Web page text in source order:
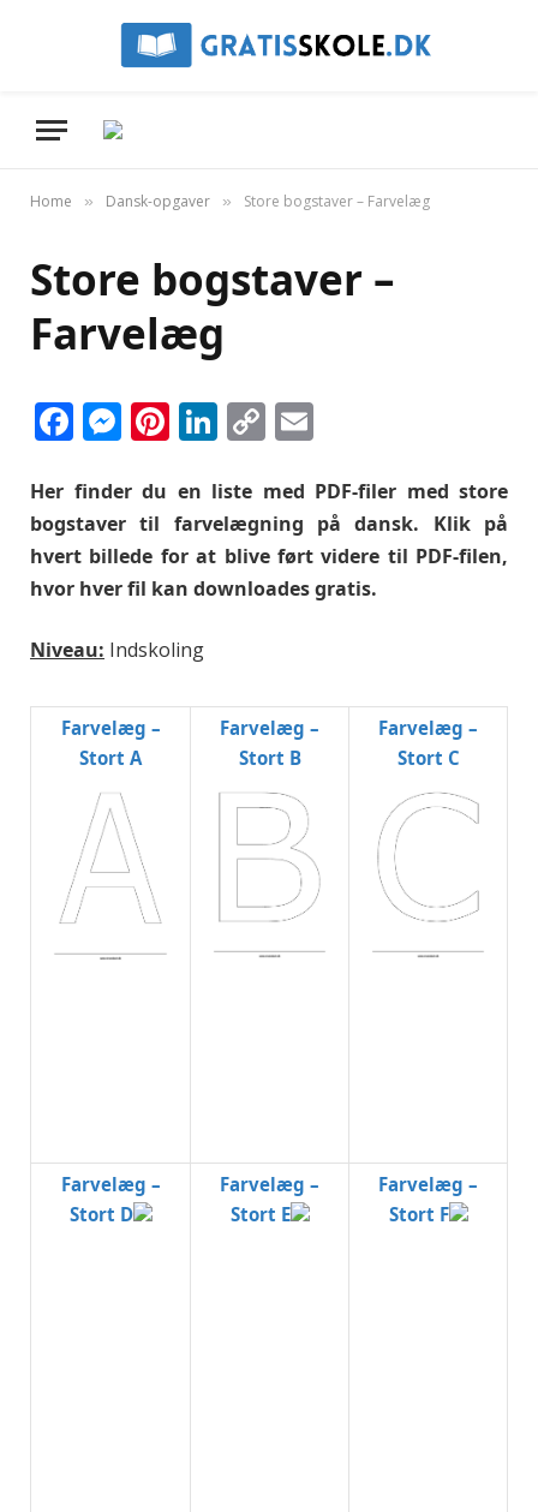
Home » Dansk-opgaver » Store bogstaver – Farvelæg
Store bogstaver –
Farvelæg
Facebook
Messenger
Pinterest
LinkedIn
Copy
Her finder du en liste med PDF-filer med store
bogstaver til farvelægning på dansk. Klik på
hvert billede for at blive ført videre til PDF-filen,
hvor hver fil kan downloades gratis.
Niveau: Indskoling
Farvelæg –
Stort A
Farvelæg –
Stort B
Farvelæg –
Stort C
Farvelæg –
Stort D
Farvelæg –
Stort E
Farvelæg –
Stort F